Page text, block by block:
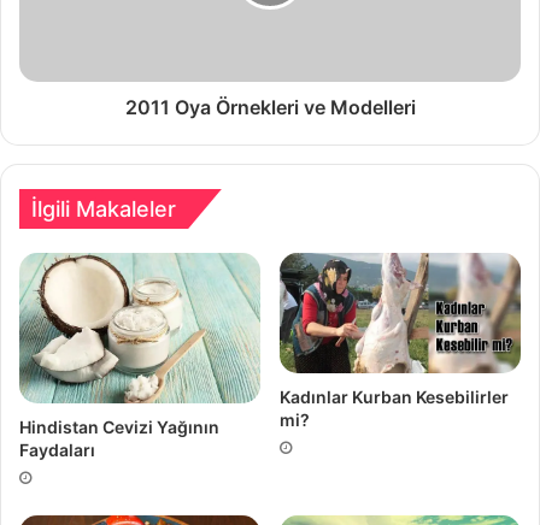
2011 Oya Örnekleri ve Modelleri
İlgili Makaleler
Hindistan Cevizi Yağının
Faydaları
Kadınlar Kurban Kesebilirler
mi?